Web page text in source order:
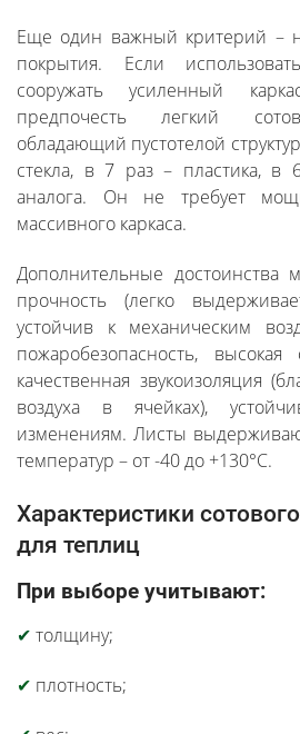
Еще один важный критерий –
покрытия. Если
сооружать усиленный
предпочесть легкий
обладающий пустотелой
стекла, в 7 раз – пластика, в
аналога. Он не требует
массивного каркаса.
Дополнительные достоинства
прочность (легко
устойчив к механическим
пожаробезопасность, высокая
качественная звукоизоляция
воздуха в ячейках),
изменениям. Листы
температур – от -40 до +130°С.
Характеристики
для теплиц
При выборе учитывают:
✔ толщину;
✔ плотность;